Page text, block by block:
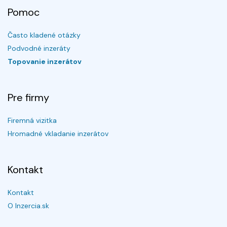
Pomoc
Často kladené otázky
Podvodné inzeráty
Topovanie inzerátov
Pre firmy
Firemná vizitka
Hromadné vkladanie inzerátov
Kontakt
Kontakt
O Inzercia.sk